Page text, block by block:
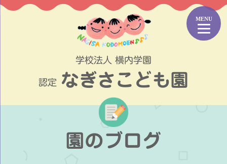
コ
学校法人 横内学園
認定 なぎさこども園
園のブログ